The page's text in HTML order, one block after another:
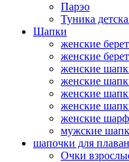
Парэо
Туника
Шапки
женские
женские
женские
женские
женские
женские
женские
мужские
шапочки для
Очки